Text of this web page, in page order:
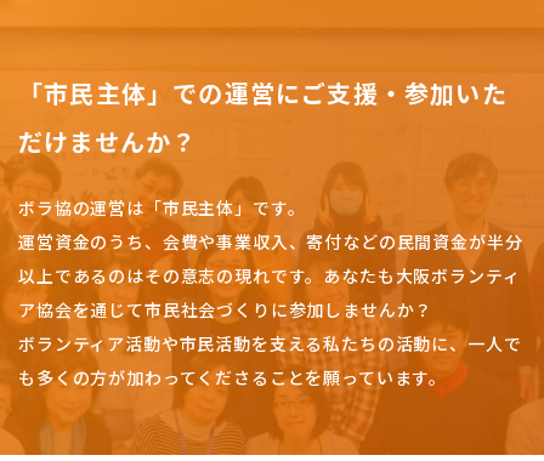
「市民主体」での運営にご支援・参加いた
だけませんか？
ボラ協の運営は「市民主体」です。
運営資金のうち、会費や事業収入、寄付などの民間資金が半分
以上であるのはその意志の現れです。 あなたも大阪ボランティ
ア協会を通じて市民社会づくりに参加しませんか？
ボランティア活動や市民活動を支える私たちの活動に、一人で
も多くの方が加わってくださることを願っています。